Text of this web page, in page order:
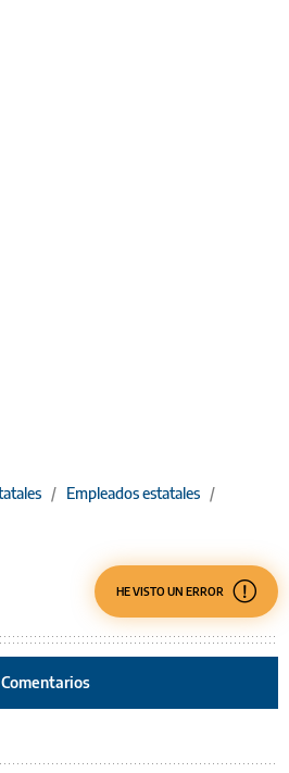
/ Empleados estatales /
HE VISTO UN ERROR
Comentarios